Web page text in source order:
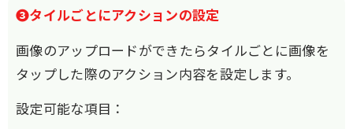
❸タイルごとにアクションの設定
画像のアップロードができたらタイルごとに画像を
タップした際のアクション内容を設定します。
設定可能な項目：